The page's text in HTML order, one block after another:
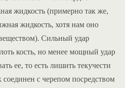
жидкость (примерно так же,
жидкость, хотя нам оно
Сильный удар
кость, но менее мощный удар
ее, то есть лишить текучести
с черепом посредством